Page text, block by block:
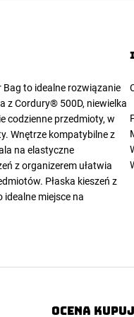
Bag to idealne rozwiązanie
z Cordury® 500D, niewielka
codzienne przedmioty, w
Wnętrze kompatybilne z
na elastyczne
z organizerem ułatwia
Płaska kieszeń z
idealne miejsce na
Ocena